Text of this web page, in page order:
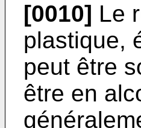
[0010] Le
plastique,
peut être
être en